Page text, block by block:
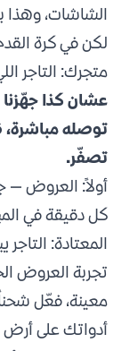
الشاشات، وهذا
لكن في كرة
متجرك: التاجر
عشان كذا
توصله مباشرة،
تصفّر.
أولاً: العروض —
كل دقيقة في
المعتادة:
تجربة العروض
معينة، فعّل
أدواتك على